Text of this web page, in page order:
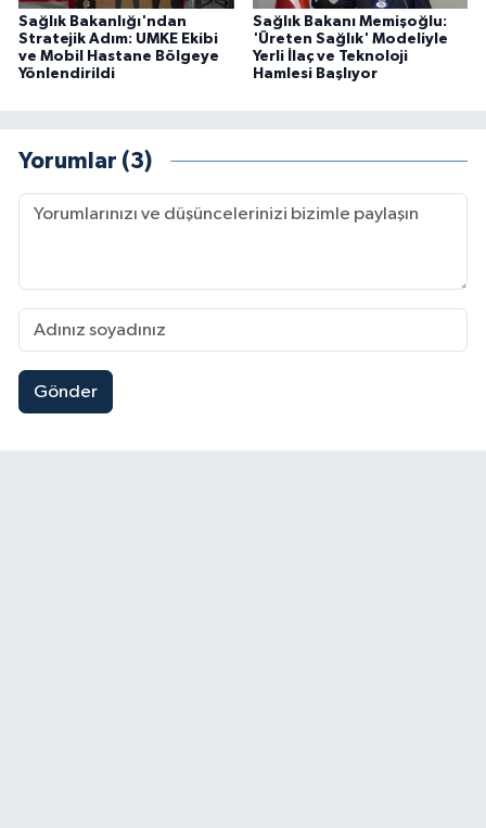
Sağlık Bakanlığı'ndan
Stratejik Adım: UMKE Ekibi
ve Mobil Hastane Bölgeye
Yönlendirildi
Sağlık Bakanı Memişoğlu:
'Üreten Sağlık' Modeliyle
Yerli İlaç ve Teknoloji
Hamlesi Başlıyor
Yorumlar (3)
Gönder